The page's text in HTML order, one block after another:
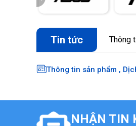
Tin tức Thông
Thông tin sản phẩm ,
NHẬN TIN